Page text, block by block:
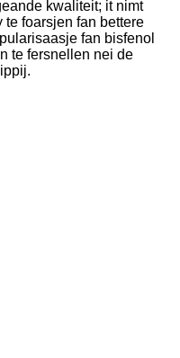
kwaliteit; it nimt
foarsjen fan bettere
fan bisfenol
te fersnellen nei de